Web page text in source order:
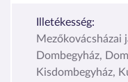
Illetékesség:
Mezőkovácsházai
Dombegyház,
Kisdombegyház,